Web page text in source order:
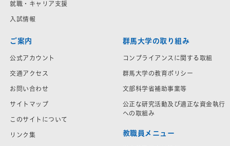
就職・キャリア支援
入試情報
ご案内
公式アカウント
交通アクセス
お問い合わせ
サイトマップ
このサイトについて
リンク集
群馬大学の取り組み
コンプライアンスに関する取組
群馬大学の教育ポリシー
文部科学省補助事業等
公正な研究活動及び適正な資金執行
への取組み
教職員メニュー